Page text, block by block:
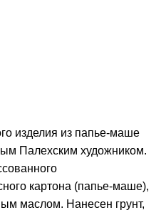
изделия из папье-маше
Палехским художником.
картона (папье-маше),
маслом. Нанесен грунт,